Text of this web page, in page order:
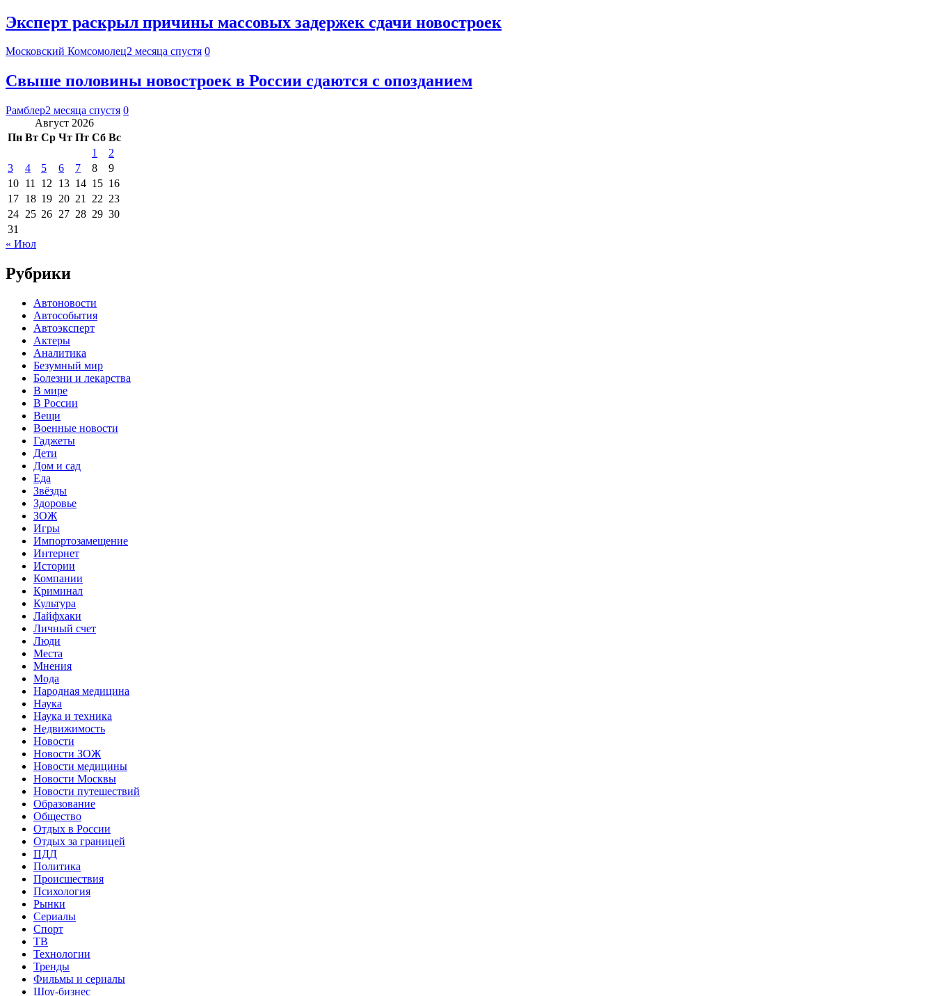
Эксперт раскрыл причины массовых задержек сдачи новостроек
Московский Комсомолец2 месяца спустя 0
Свыше половины новостроек в России сдаются с опозданием
Рамблер2 месяца спустя 0
Август 2026
Пн Вт Ср Чт Пт Сб Вс
1
2
3
4 5 6 7 8
9
10 11 12 13 14 15 16
17 18 19 20 21 22 23
24 25 26 27 28 29 30
31
« Июл
Рубрики
Автоновости
Автособытия
Автоэксперт
Актеры
Аналитика
Безумный мир
Болезни и лекарства
В мире
В России
Вещи
Военные новости
Гаджеты
Дети
Дом и сад
Еда
Звёзды
Здоровье
ЗОЖ
Игры
Импортозамещение
Интернет
Истории
Компании
Криминал
Культура
Лайфхаки
Личный счет
Люди
Места
Мнения
Мода
Народная медицина
Наука
Наука и техника
Недвижимость
Новости
Новости ЗОЖ
Новости медицины
Новости Москвы
Новости путешествий
Образование
Общество
Отдых в России
Отдых за границей
ПДД
Политика
Происшествия
Психология
Рынки
Сериалы
Спорт
ТВ
Технологии
Тренды
Фильмы и сериалы
Шоу-бизнес